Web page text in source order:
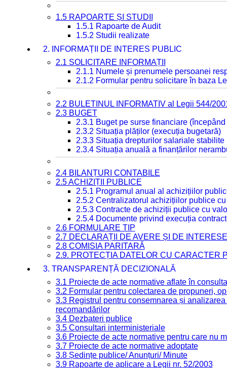
1.5 RAPOARTE ȘI STUDII
1.5.1 Rapoarte de Audit
1.5.2 Studii realizate
2. INFORMAȚII DE INTERES PUBLIC
2.1 SOLICITARE INFORMAȚII
2.1.1 Numele și prenumele persoanei
2.1.2 Formular pentru solicitare în baza
2.2 BULETINUL INFORMATIV al Legii 544/
2.3 BUGET
2.3.1 Buget pe surse financiare
2.3.2 Situația plăților (execuția bugetară)
2.3.3 Situația drepturilor salariale
2.3.4 Situația anuală a finanțărilor
2.4 BILANȚURI CONTABILE
2.5 ACHIZIȚII PUBLICE
2.5.1 Programul anual al achizițiilor
2.5.2 Centralizatorul achizițiilor publice
2.5.3 Contracte de achiziții publice cu
2.5.4 Documente privind execuția
2.6 FORMULARE TIP
2.7 DECLARAȚII DE AVERE ȘI DE INTERESE
2.8 COMISIA PARITARĂ
2.9. PROTECȚIA DATELOR CU CARACTER
3. TRANSPARENȚĂ DECIZIONALĂ
3.1 Proiecte de acte normative aflate în
3.2 Formular pentru colectarea de propuneri,
3.3 Registrul pentru consemnarea și
recomandărilor
3.4 Dezbateri publice
3.5 Consultari interministeriale
3.6 Proiecte de acte normative pentru care nu
3.7 Proiecte de acte normative adoptate
3.8 Ședințe publice/ Anunțuri/ Minute
3.9 Rapoarte de aplicare a Legii nr. 52/2003